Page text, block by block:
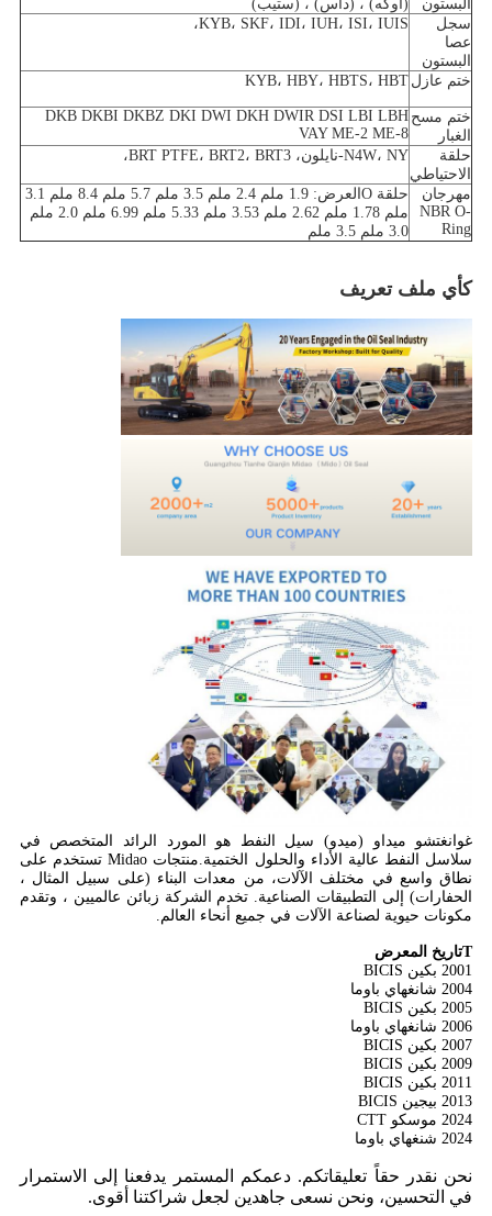
البستون
(أوكه) ، (داس) ، (ستيب)
سجل
عصا
البستون
KYB، SKF، IDI، IUH، ISI، IUIS،
ختم عازل KYB، HBY، HBTS، HBT
ختم مسح
الغبار
DKB DKBI DKBZ DKI DWI DKH DWIR DSI LBI LBH
VAY ME-2 ME-8
حلقة
الاحتياطي
N4W، NY-نايلون، BRT PTFE، BRT2، BRT3،
مهرجان
NBR O-
Ring
حلقة O
العرض: 1.9 ملم 2.4 ملم 3.5 ملم 5.7 ملم 8.4 ملم 3.1
ملم 1.78 ملم 2.62 ملم 3.53 ملم 5.33 ملم 6.99 ملم 2.0 ملم
3.0 ملم 3.5 ملم
كأي ملف تعريف
غوانغتشو ميداو (ميدو) سيل النفط هو المورد الرائد المتخصص في
سلاسل النفط عالية الأداء والحلول الختمية.منتجات Midao تستخدم على
نطاق واسع في مختلف الآلات، من معدات البناء (على سبيل المثال ،
الحفارات) إلى التطبيقات الصناعية. تخدم الشركة زبائن عالميين ، وتقدم
مكونات حيوية لصناعة الآلات في جميع أنحاء العالم.
Tتاريخ المعرض
2001 بكين BICIS
2004 شانغهاي باوما
2005 بكين BICIS
2006 شانغهاي باوما
2007 بكين BICIS
2009 بكين BICIS
2011 بكين BICIS
2013 بيجين BICIS
2024 موسكو CTT
2024 شنغهاي باوما
نحن نقدر حقاً تعليقاتكم. دعمكم المستمر يدفعنا إلى الاستمرار
في التحسين، ونحن نسعى جاهدين لجعل شراكتنا أقوى.